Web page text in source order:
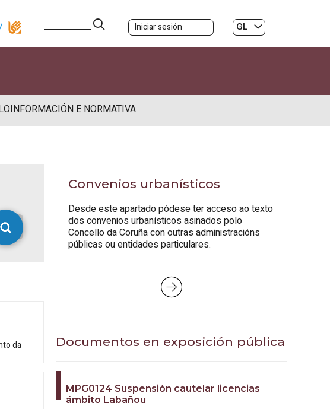
Iniciar sesión
GL
ES|
INFORMACIÓN E NORMATIVA
da
Convenios urbanísticos
Desde este apartado pódese ter acceso ao texto
dos convenios urbanísticos asinados polo
Concello da Coruña con outras administracións
públicas ou entidades particulares.
Documentos en exposición pública
MPG0124 Suspensión cautelar licencias
ámbito Labañou